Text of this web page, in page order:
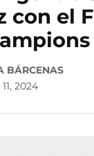
con el
BÁRCENAS
2024